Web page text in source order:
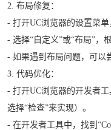
2. 布局修复：
- 打开UC浏览器的设置菜单
- 选择“自定义”或“布局”，
- 如果遇到布局问题，可以
3. 代码优化：
- 打开UC浏览器的开发者
选择“检查”来实现）。
- 在开发者工具中，找到